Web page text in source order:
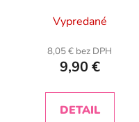
Vypredané
8,05 € bez DPH
9,90 €
DETAIL